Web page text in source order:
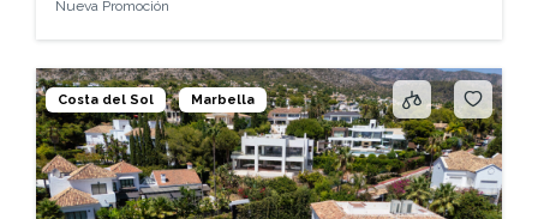
Nueva Promoción
Costa del Sol Marbella